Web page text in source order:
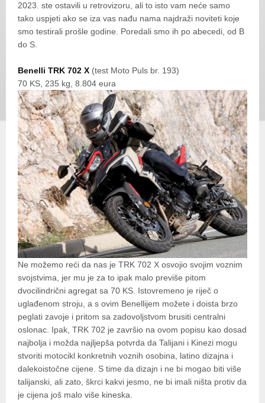
2023. ste ostavili u retrovizoru, ali to isto vam neće samo
tako uspjeti ako se iza vas nađu nama najdraži noviteti koje
smo testirali prošle godine. Poredali smo ih po abecedi, od B
do S.
Benelli TRK 702 X (test Moto Puls br. 193)
70 KS, 235 kg, 8.804 eura
Ne možemo reći da nas je TRK 702 X osvojio svojim voznim
svojstvima, jer mu je za to ipak malo previše pitom
dvocilindrični agregat sa 70 KS. Istovremeno je riječ o
uglađenom stroju, a s ovim Benellijem možete i doista brzo
peglati zavoje i pritom sa zadovoljstvom brusiti centralni
oslonac. Ipak, TRK 702 je završio na ovom popisu kao dosad
najbolja i možda najljepša potvrda da Talijani i Kinezi mogu
stvoriti motocikl konkretnih voznih osobina, latino dizajna i
dalekoistočne cijene. S time da dizajn i ne bi mogao biti više
talijanski, ali zato, škrci kakvi jesmo, ne bi imali ništa protiv da
je cijena još malo više kineska.